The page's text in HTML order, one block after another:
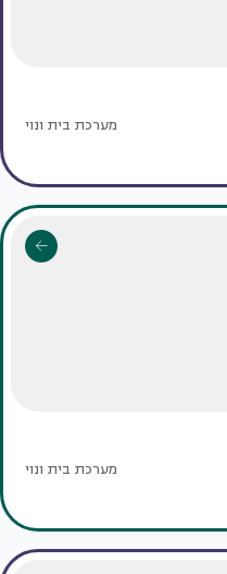
מערכת בית ונוי
מערכת בית ונוי